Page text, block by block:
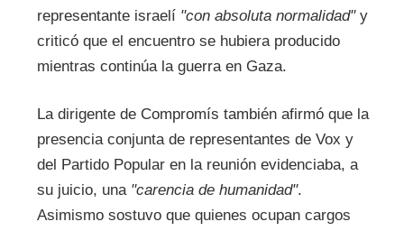
representante israelí "con absoluta normalidad"y
criticó que el encuentro se hubiera producido
mientras continúa la guerra en Gaza.
La dirigente de Compromís también afirmó que la
presencia conjunta de representantes de Vox y
del Partido Popular en la reunión evidenciaba, a
su juicio, una "carencia de humanidad".
Asimismo sostuvo que quienes ocupan cargos